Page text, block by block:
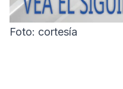
Foto: cortesía